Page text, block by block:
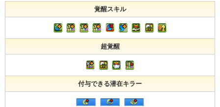
覚醒スキル
超覚醒
付与できる潜在キラー